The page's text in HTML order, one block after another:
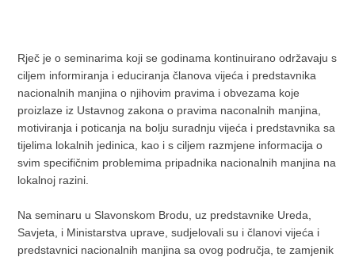
Rječ je o seminarima koji se godinama kontinuirano održavaju s
ciljem informiranja i educiranja članova vijeća i predstavnika
nacionalnih manjina o njihovim pravima i obvezama koje
proizlaze iz Ustavnog zakona o pravima naconalnih manjina,
motiviranja i poticanja na bolju suradnju vijeća i predstavnika sa
tijelima lokalnih jedinica, kao i s ciljem razmjene informacija o
svim specifičnim problemima pripadnika nacionalnih manjina na
lokalnoj razini.
Na seminaru u Slavonskom Brodu, uz predstavnike Ureda,
Savjeta, i Ministarstva uprave, sudjelovali su i članovi vijeća i
predstavnici nacionalnih manjina sa ovog područja, te zamjenik